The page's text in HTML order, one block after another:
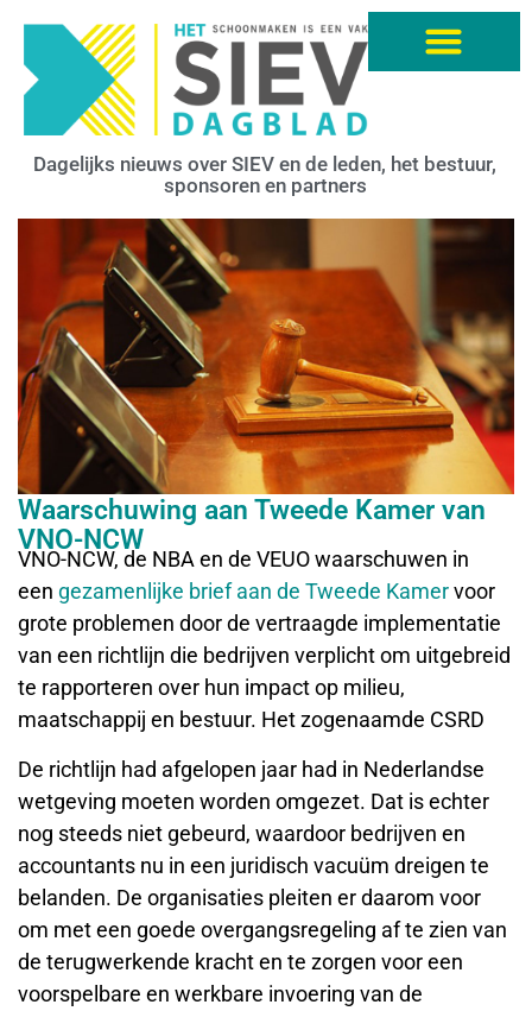
Dagelijks nieuws over SIEV en de leden, het bestuur,
sponsoren en partners
Waarschuwing aan Tweede Kamer van
VNO-NCW
VNO-NCW, de NBA en de VEUO waarschuwen in
een gezamenlijke brief aan de Tweede Kamervoor
grote problemen door de vertraagde implementatie
van een richtlijn die bedrijven verplicht om uitgebreid
te rapporteren over hun impact op milieu,
maatschappij en bestuur. Het zogenaamde CSRD
De richtlijn had afgelopen jaar had in Nederlandse
wetgeving moeten worden omgezet. Dat is echter
nog steeds niet gebeurd, waardoor bedrijven en
accountants nu in een juridisch vacuüm dreigen te
belanden. De organisaties pleiten er daarom voor
om met een goede overgangsregeling af te zien van
de terugwerkende kracht en te zorgen voor een
voorspelbare en werkbare invoering van de